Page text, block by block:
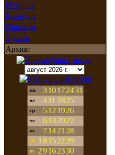
История
Культура
Природа
Туризм
Архив:
пн 3 10 17 2431
вт 4 11 18 25
ср 5 12 19 26
чт 6 13 20 27
пт 7 14 21 28
сб 1 8 15 22 29
вс 29 16 2330